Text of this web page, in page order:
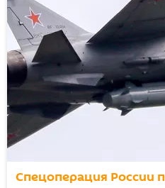
Спецоперация России